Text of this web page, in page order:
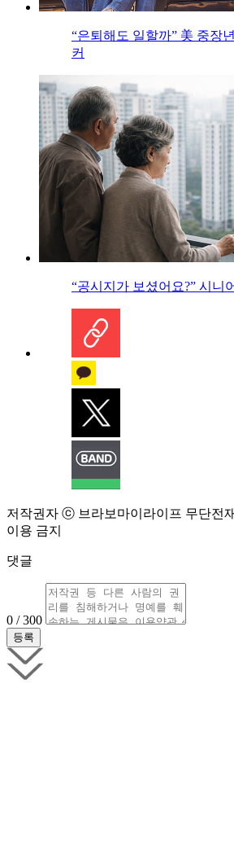
“은퇴해도 일할까” 美 중장
커
“공시지가 보셨어요?” 시니
저작권자 ⓒ 브라보마이라이프 무단전
이용 금지
댓글
0 / 300